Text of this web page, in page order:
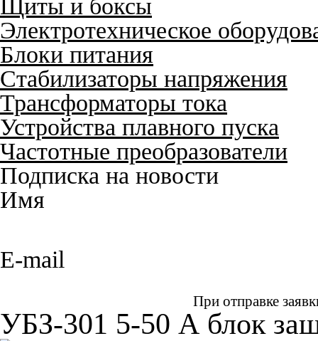
Щиты и боксы
Электротехническое
Блоки питания
Стабилизаторы напряжения
Трансформаторы тока
Устройства плавного пуска
Частотные преобразователи
Подписка на новости
Имя
E-mail
При отправке
УБЗ-301 5-50 А блок